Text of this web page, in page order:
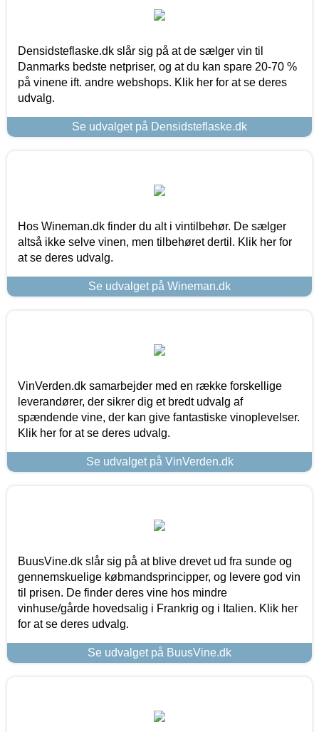
Densidsteflaske.dk slår sig på at de sælger vin til
Danmarks bedste netpriser, og at du kan spare 20-70 %
på vinene ift. andre webshops. Klik her for at se deres
udvalg.
Se udvalget på Densidsteflaske.dk
Hos Wineman.dk finder du alt i vintilbehør. De sælger
altså ikke selve vinen, men tilbehøret dertil. Klik her for
at se deres udvalg.
Se udvalget på Wineman.dk
VinVerden.dk samarbejder med en række forskellige
leverandører, der sikrer dig et bredt udvalg af
spændende vine, der kan give fantastiske vinoplevelser.
Klik her for at se deres udvalg.
Se udvalget på VinVerden.dk
BuusVine.dk slår sig på at blive drevet ud fra sunde og
gennemskuelige købmandsprincipper, og levere god vin
til prisen. De finder deres vine hos mindre
vinhuse/gårde hovedsalig i Frankrig og i Italien. Klik her
for at se deres udvalg.
Se udvalget på BuusVine.dk